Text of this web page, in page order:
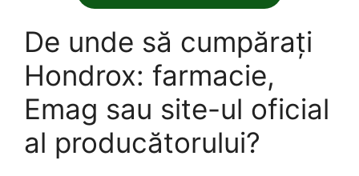
De unde să cumpărați
Hondrox: farmacie,
Emag sau site-ul oficial
al producătorului?